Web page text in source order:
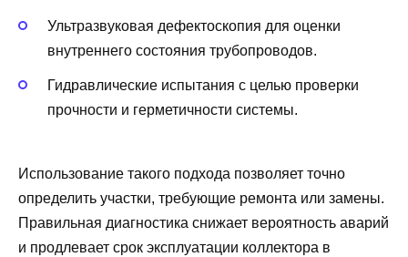
Ультразвуковая дефектоскопия для оценки
внутреннего состояния трубопроводов.
Гидравлические испытания с целью проверки
прочности и герметичности системы.
Использование такого подхода позволяет точно
определить участки, требующие ремонта или замены.
Правильная диагностика снижает вероятность аварий
и продлевает срок эксплуатации коллектора в